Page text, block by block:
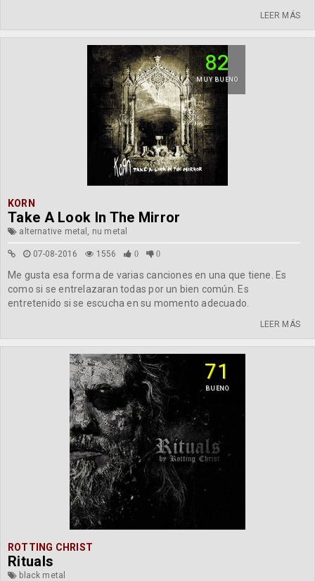
LEER MÁS
82
MUY BUENO
KORN
Take A Look In The Mirror
alternative metal, nu metal
07-08-2016 1556 0 0
Me gusta esa forma de varias canciones en una que tiene. Es
como si se entrelazaran todas por un bien común. Es
entretenido si se escucha en su momento adecuado.
LEER MÁS
71
BUENO
ROTTING CHRIST
Rituals
black metal